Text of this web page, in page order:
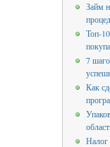
Займ
Топ-
7
Как
Налог